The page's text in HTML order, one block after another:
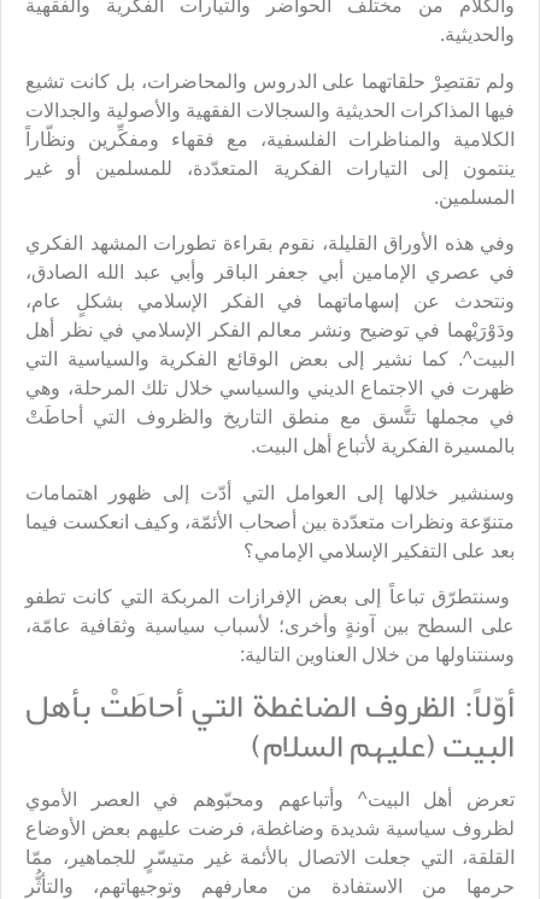
والكلام من مختلف الحواضر والتيارات الفكرية والفقهية
والحديثية.
ولم تقتصِرْ حلقاتهما على الدروس والمحاضرات، بل كانت تشيع
فيها المذاكرات الحديثية والسجالات الفقهية والأصولية والجدالات
الكلامية والمناظرات الفلسفية، مع فقهاء ومفكِّرين ونظّاراً
ينتمون إلى التيارات الفكرية المتعدّدة، للمسلمين أو غير
المسلمين.
وفي هذه الأوراق القليلة، نقوم بقراءة تطورات المشهد الفكري
في عصري الإمامين أبي جعفر الباقر وأبي عبد الله الصادق،
ونتحدث عن إسهاماتهما في الفكر الإسلامي بشكلٍ عام،
ودَوْرَيْهما في توضيح ونشر معالم الفكر الإسلامي في نظر أهل
البيت^. كما نشير إلى بعض الوقائع الفكرية والسياسية التي
ظهرت في الاجتماع الديني والسياسي خلال تلك المرحلة، وهي
في مجملها تتَّسق مع منطق التاريخ والظروف التي أحاطَتْ
بالمسيرة الفكرية لأتباع أهل البيت.
وسنشير خلالها إلى العوامل التي أدّت إلى ظهور اهتمامات
متنوّعة ونظرات متعدّدة بين أصحاب الأئمّة، وكيف انعكست فيما
بعد على التفكير الإسلامي الإمامي؟
وسنتطرّق تباعاً إلى بعض الإفرازات المربكة التي كانت تطفو
على السطح بين آونةٍ وأخرى؛ لأسباب سياسية وثقافية عامّة،
وسنتناولها من خلال العناوين التالية:
أوّلاً: الظروف الضاغطة التي أحاطَتْ بأهل
البيت (عليهم السلام)
تعرض أهل البيت^ وأتباعهم ومحبّوهم في العصر الأموي
لظروف سياسية شديدة وضاغطة، فرضت عليهم بعض الأوضاع
القلقة، التي جعلت الاتصال بالأئمة غير متيسّرٍ للجماهير، ممّا
حرمها من الاستفادة من معارفهم وتوجيهاتهم، والتأثُّر